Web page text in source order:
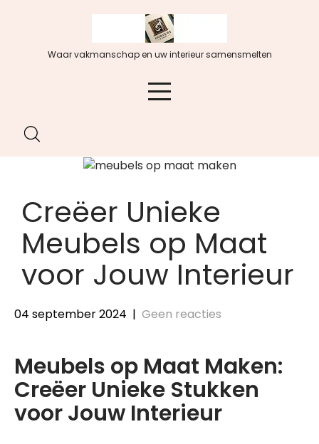
Waar vakmanschap en uw interieur samensmelten
Creëer Unieke
Meubels op Maat
voor Jouw Interieur
04 september 2024 | Geen reacties
Meubels op Maat Maken:
Creëer Unieke Stukken
voor Jouw Interieur